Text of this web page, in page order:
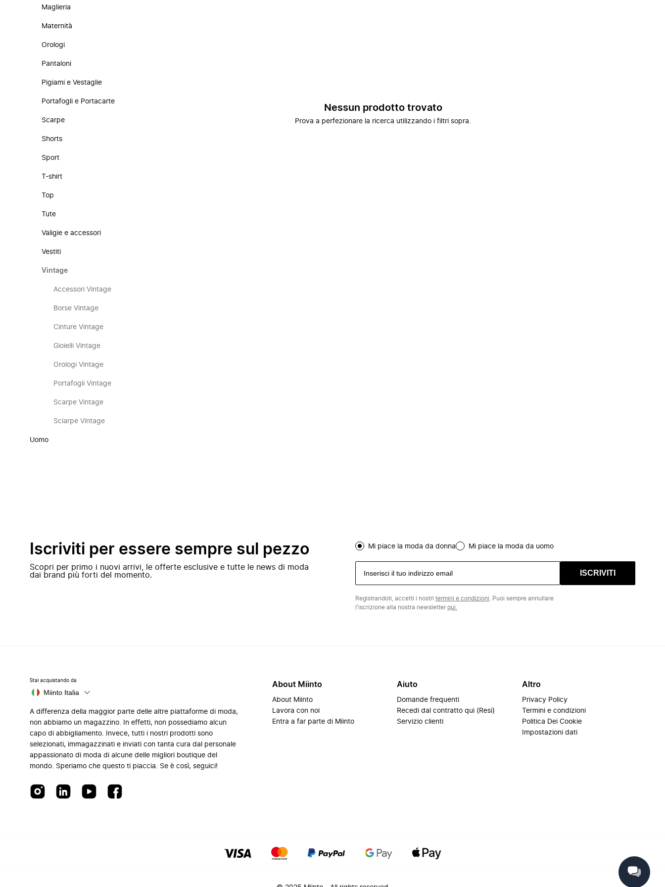
Maglieria
Maternità
Orologi
Pantaloni
Pigiami e Vestaglie
Portafogli e Portacarte
Scarpe
Shorts
Sport
T-shirt
Top
Tute
Valigie e accessori
Vestiti
Vintage
Accessori Vintage
Borse Vintage
Cinture Vintage
Gioielli Vintage
Orologi Vintage
Portafogli Vintage
Scarpe Vintage
Sciarpe Vintage
Uomo
Nessun prodotto trovato
Prova a perfezionare la ricerca utilizzando i filtri sopra.
Iscriviti per essere sempre sul pezzo
Scopri per primo i nuovi arrivi, le offerte esclusive e tutte le news di moda
dai brand più forti del momento.
Mi piace la moda da donna Mi piace la moda da uomo
ISCRIVITI
Registrandoti, accetti i nostri termini e condizioni . Puoi sempre annullare
l'iscrizione alla nostra newsletterqui.
Stai acquistando da
Miinto Italia
A differenza della maggior parte delle altre piattaforme di moda,
non abbiamo un magazzino. In effetti, non possediamo alcun
capo di abbigliamento. Invece, tutti i nostri prodotti sono
selezionati, immagazzinati e inviati con tanta cura dal personale
appassionato di moda di alcune delle migliori boutique del
mondo. Speriamo che questo ti piaccia. Se è così, seguici!
About Miinto
About Miinto
Lavora con noi
Entra a far parte di Miinto
Aiuto
Domande frequenti
Recedi dal contratto qui (Resi)
Servizio clienti
Altro
Privacy Policy
Termini e condizioni
Politica Dei Cookie
Impostazioni dati